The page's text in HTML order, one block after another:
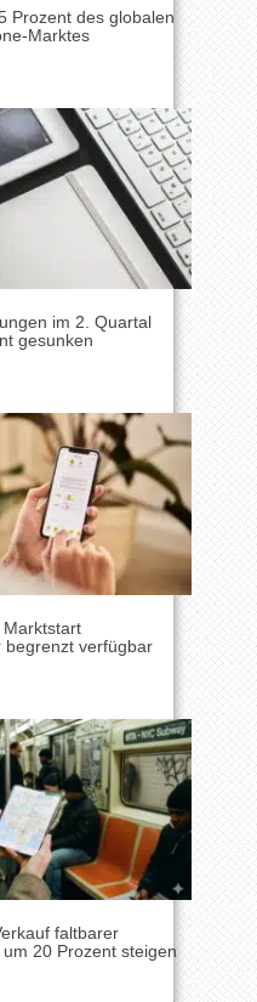
Prozent des globalen
Marktes
im 2. Quartal
gesunken
Marktstart
begrenzt verfügbar
faltbarer
20 Prozent steigen